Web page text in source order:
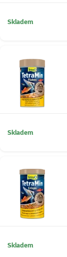
Skladem
Skladem
Skladem